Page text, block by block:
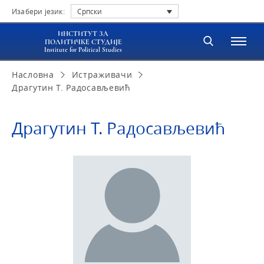
Изабери језик: Српски
ИНСТИТУТ ЗА
ПОЛИТИЧКЕ СТУДИЈЕ
Institute for Political Studies
Насловна
Истраживачи
Драгутин Т. Радосављевић
Драгутин Т. Радосављевић